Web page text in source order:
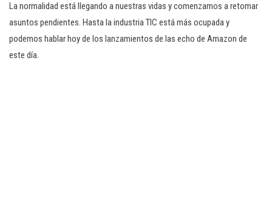
La normalidad está llegando a nuestras vidas y comenzamos a retomar
asuntos pendientes. Hasta la industria TIC está más ocupada y
podemos hablar hoy de los lanzamientos de las echo de Amazon de
este día.